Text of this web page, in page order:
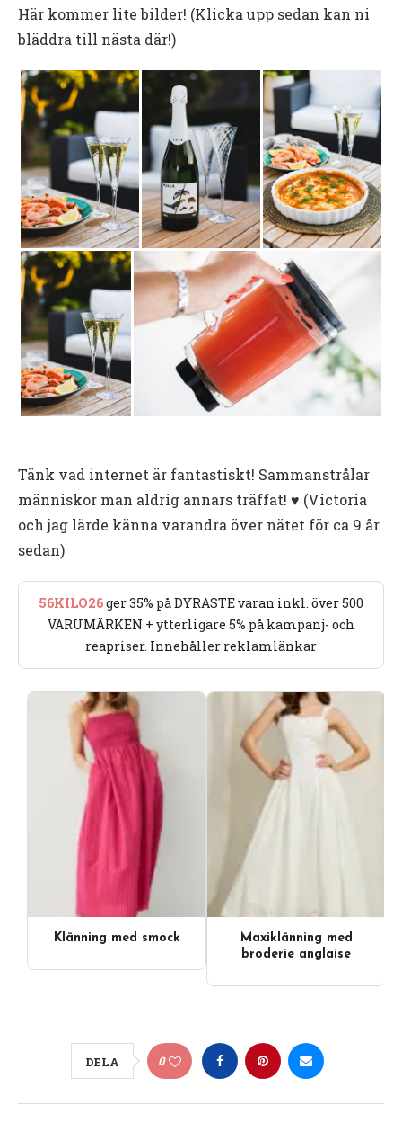
Här kommer lite bilder! (Klicka upp sedan kan ni
bläddra till nästa där!)
Videoinnehåll
Tänk vad internet är fantastiskt! Sammanstrålar
människor man aldrig annars träffat! ♥ (Victoria
och jag lärde känna varandra över nätet för ca 9 år
sedan)
56KILO26ger 35% på DYRASTE varan inkl. över 500
VARUMÄRKEN + ytterligare 5% på kampanj- och
reapriser. Innehåller reklamlänkar
Klänning med smock
Maxiklänning med
broderie anglaise
DELA 0